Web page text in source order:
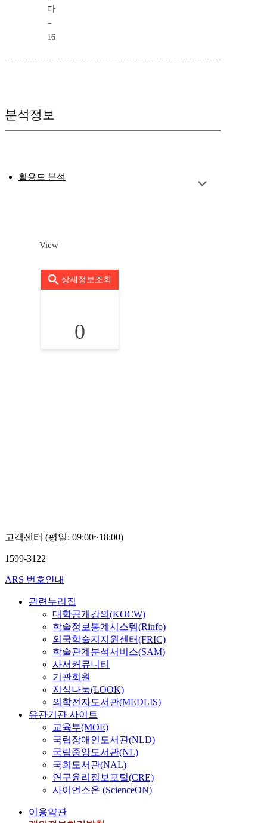
다
=
16
분석정보
활용도 분석
View
상세정보조회
0
고객센터 (평일: 09:00~18:00)
1599-3122
ARS 번호안내
관련누리집
대학공개강의(KOCW)
학술정보통계시스템(Rinfo)
외국학술지지원센터(FRIC)
학술관계분석서비스(SAM)
사서커뮤니티
기관회원
지식나눔(LOOK)
의학전자도서관(MEDLIS)
유관기관 사이트
교육부(MOE)
국립장애인도서관(NLD)
국립중앙도서관(NL)
국회도서관(NAL)
연구윤리정보포털(CRE)
사이언스온 (ScienceON)
이용약관